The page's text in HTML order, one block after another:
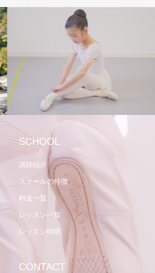
レッスン
SCHOOL
講師紹介
スクールの特徴
料金一覧
レッスン一覧
レッスン時間
CONTACT